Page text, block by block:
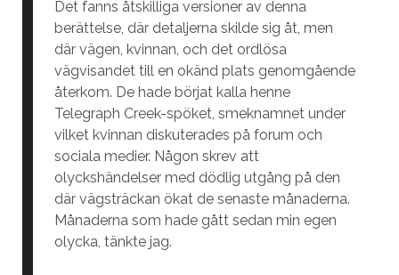
Det fanns åtskilliga versioner av denna
berättelse, där detaljerna skilde sig åt, men
där vägen, kvinnan, och det ordlösa
vägvisandet till en okänd plats genomgående
återkom. De hade börjat kalla henne
Telegraph Creek-spöket, smeknamnet under
vilket kvinnan diskuterades på forum och
sociala medier. Någon skrev att
olyckshändelser med dödlig utgång på den
där vägsträckan ökat de senaste månaderna.
Månaderna som hade gått sedan min egen
olycka, tänkte jag.